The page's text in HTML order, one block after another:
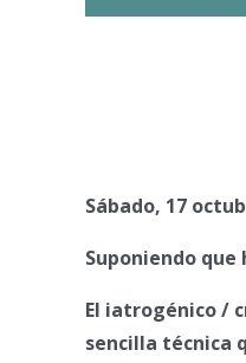
Sábado, 17
Suponiendo
El iatrogénico /
sencilla técnica